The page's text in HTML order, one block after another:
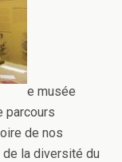
e musée
parcours
de nos
la diversité du